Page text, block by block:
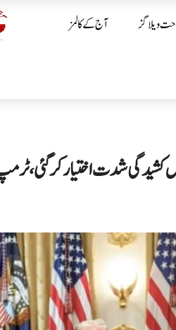
آج کے کالمز ویلاگز
کشیدگی شدت اختیار کر گئی،